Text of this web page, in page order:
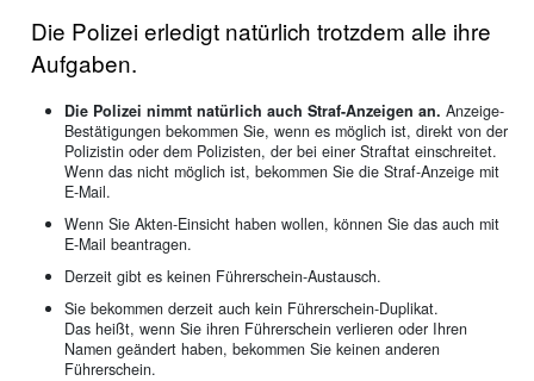
Die Polizei erledigt natürlich trotzdem alle ihre
Aufgaben.
Die Polizei nimmt natürlich auch Straf-Anzeigen an. Anzeige-
Bestätigungen bekommen Sie, wenn es möglich ist, direkt von der
Polizistin oder dem Polizisten, der bei einer Straftat einschreitet.
Wenn das nicht möglich ist, bekommen Sie die Straf-Anzeige mit
E-Mail.
Wenn Sie Akten-Einsicht haben wollen, können Sie das auch mit
E-Mail beantragen.
Derzeit gibt es keinen Führerschein-Austausch.
Sie bekommen derzeit auch kein Führerschein-Duplikat.
Das heißt, wenn Sie ihren Führerschein verlieren oder Ihren
Namen geändert haben, bekommen Sie keinen anderen
Führerschein.